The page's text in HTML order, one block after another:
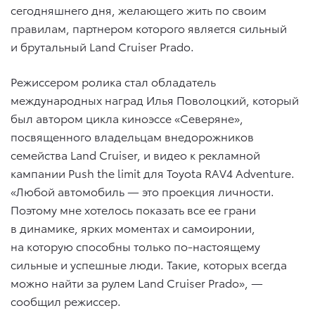
сегодняшнего дня, желающего жить по своим
правилам, партнером которого является сильный
и брутальный Land Cruiser Prado.
Режиссером ролика стал обладатель
международных наград Илья Поволоцкий, который
был автором цикла киноэссе «Северяне»,
посвященного владельцам внедорожников
семейства Land Cruiser, и видео к рекламной
кампании Push the limit для Toyota RAV4 Adventure.
«Любой автомобиль — это проекция личности.
Поэтому мне хотелось показать все ее грани
в динамике, ярких моментах и самоиронии,
на которую способны только по-настоящему
сильные и успешные люди. Такие, которых всегда
можно найти за рулем Land Cruiser Prado», —
сообщил режиссер.